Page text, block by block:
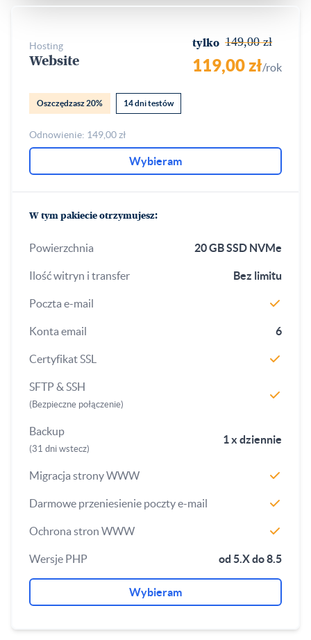
hosting
Website
tylko 149,00 zł
119,00 zł/rok
Oszczędzasz 20% 14 dni testów
Odnowienie: 149,00 zł
Wybieram
W tym pakiecie otrzymujesz:
Powierzchnia 20 GB SSD NVMe
Ilość witryn i transfer Bez limitu
Poczta e-mail
Konta email 6
Certyfikat SSL
SFTP & SSH
(Bezpieczne połączenie)
Backup
(31 dni wstecz)
1 x dziennie
Migracja strony WWW
Darmowe przeniesienie poczty e-mail
Ochrona stron WWW
Wersje PHP od 5.X do 8.5
Wybieram